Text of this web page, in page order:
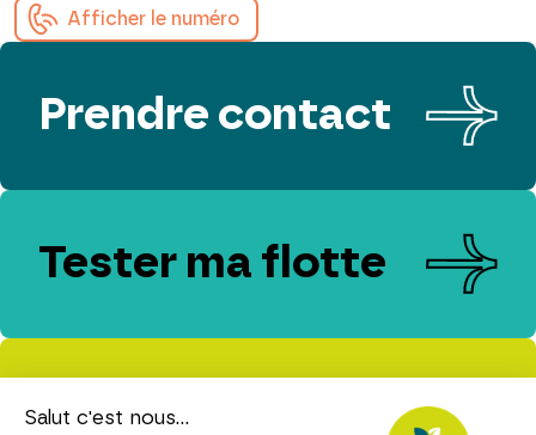
Afficher le numéro
Prendre contact
Tester ma flotte
Evaluer mes